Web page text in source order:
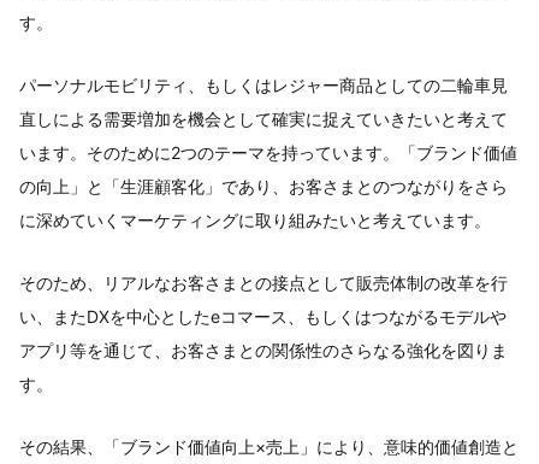
す。
パーソナルモビリティ、もしくはレジャー商品としての二輪車見
直しによる需要増加を機会として確実に捉えていきたいと考えて
います。そのために2つのテーマを持っています。「ブランド価値
の向上」と「生涯顧客化」であり、お客さまとのつながりをさら
に深めていくマーケティングに取り組みたいと考えています。
そのため、リアルなお客さまとの接点として販売体制の改革を行
い、またDXを中心としたeコマース、もしくはつながるモデルや
アプリ等を通じて、お客さまとの関係性のさらなる強化を図りま
す。
その結果、「ブランド価値向上×売上」により、意味的価値創造と